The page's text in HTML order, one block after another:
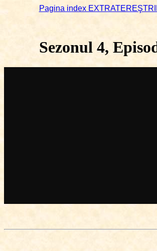
Pagina index
Sezonul 4,